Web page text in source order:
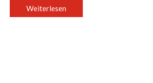
Weiterlesen